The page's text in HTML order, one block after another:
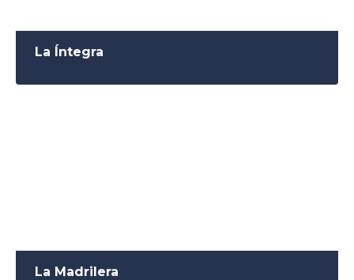
La Íntegra
La Madrilera